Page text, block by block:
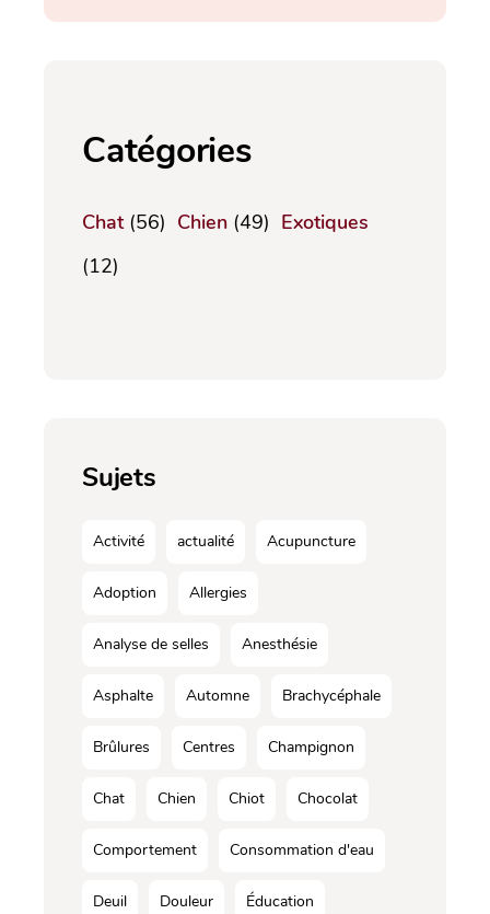
Catégories
Chat(56) Chien (49) Exotiques
(12)
Sujets
Activité actualité Acupuncture
Adoption Allergies
Analyse de selles Anesthésie
Asphalte Automne Brachycéphale
Brûlures Centres Champignon
Chat Chien Chiot Chocolat
Comportement Consommation d'eau
Deuil Douleur Éducation